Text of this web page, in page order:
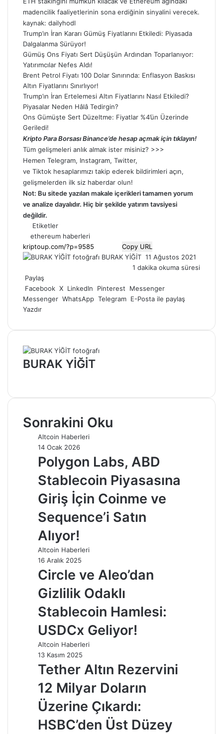
madencilik faaliyetlerinin sona erdiğinin sinyalini verecek.
kaynak: dailyhodl
Trump’ın İran Kararı Gümüş Fiyatlarını Etkiledi: Piyasada
Dalgalanma Sürüyor!
Gümüş Ons Fiyatı Sert Düşüşün Ardından Toparlanıyor:
Yatırımcılar Nefes Aldı!
Brent Petrol Fiyatı 100 Dolar Sınırında: Enflasyon Baskısı
Altın Fiyatlarını Sınırlıyor!
Trump’ın İran Ertelemesi Altın Fiyatlarını Nasıl Etkiledi?
Piyasalar Neden Hâlâ Tedirgin?
Ons Gümüşte Sert Düzeltme: Fiyatlar %4’ün Üzerinde
Geriledi!
Kripto Para Borsası Binance’de hesap açmak için tıklayın!
Tüm gelişmeleri anlık almak ister misiniz? >>>
Hemen Telegram, Instagram, Twitter,
ve Tiktok hesaplarımızı takip ederek bildirimleri açın,
gelişmelerden ilk siz haberdar olun!
Not: Bu sitede yazılan makale içerikleri tamamen yorum
ve analize dayalıdır. Hiç bir şekilde yatırım tavsiyesi
değildir.
Etiketler
ethereum haberleri
Copy URL
BURAK YİĞİT Bir
e-
göndermek
11 Ağustos 2021
1 dakika okuma süresi
Paylaş
Facebook X LinkedIn Pinterest
Messenger
Messenger WhatsApp Telegram E-Posta ile paylaş
Yazdır
BURAK YİĞİT
Sonrakini Oku
Altcoin Haberleri
14 Ocak 2026
Polygon Labs, ABD
Stablecoin Piyasasına
Giriş İçin Coinme ve
Sequence’i Satın
Alıyor!
Altcoin Haberleri
16 Aralık 2025
Circle ve Aleo’dan
Gizlilik Odaklı
Stablecoin Hamlesi:
USDCx Geliyor!
Altcoin Haberleri
13 Kasım 2025
Tether Altın Rezervini
12 Milyar Doların
Üzerine Çıkardı:
HSBC’den Üst Düzey